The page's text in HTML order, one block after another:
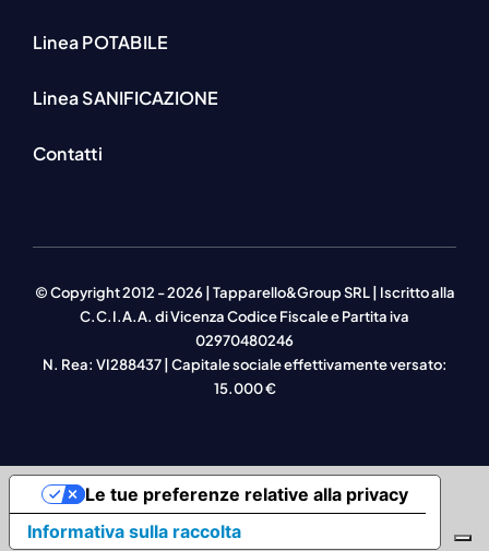
Linea POTABILE
Linea SANIFICAZIONE
Contatti
© Copyright 2012 - 2026 | Tapparello&Group SRL | Iscritto alla
C.C.I.A.A. di Vicenza Codice Fiscale e Partita iva
02970480246
N. Rea: VI288437 | Capitale sociale effettivamente versato:
15.000 €
Informativa sulla raccolta
Le tue preferenze relative alla privacy